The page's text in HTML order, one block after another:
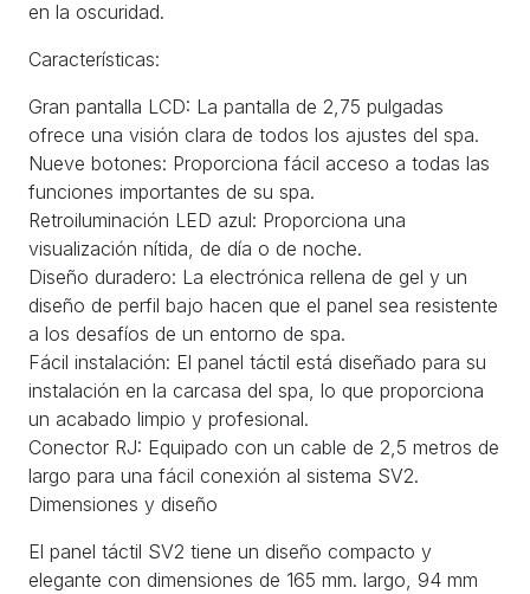
en la oscuridad.
Características:
Gran pantalla LCD: La pantalla de 2,75 pulgadas
ofrece una visión clara de todos los ajustes del spa.
Nueve botones: Proporciona fácil acceso a todas las
funciones importantes de su spa.
Retroiluminación LED azul: Proporciona una
visualización nítida, de día o de noche.
Diseño duradero: La electrónica rellena de gel y un
diseño de perfil bajo hacen que el panel sea resistente
a los desafíos de un entorno de spa.
Fácil instalación: El panel táctil está diseñado para su
instalación en la carcasa del spa, lo que proporciona
un acabado limpio y profesional.
Conector RJ: Equipado con un cable de 2,5 metros de
largo para una fácil conexión al sistema SV2.
Dimensiones y diseño
El panel táctil SV2 tiene un diseño compacto y
elegante con dimensiones de 165 mm. largo, 94 mm